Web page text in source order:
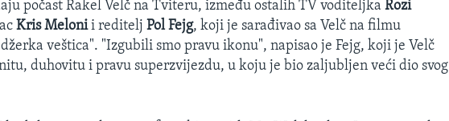
počast Rakel Velč na Tviteru, između ostalih TV voditeljka Rozi
Kris Melonii rediteljPol Fejg, koji je sarađivao sa Velč na filmu
veštica". "Izgubili smo pravu ikonu", napisao je Fejg, koji je Velč
duhovitu i pravu superzvijezdu, u koju je bio zaljubljen veći dio svog